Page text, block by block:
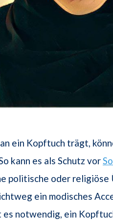
ein Kopftuch trägt,
kann es als Schutz vor
politische oder religiöse
ein modisches
notwendig, ein